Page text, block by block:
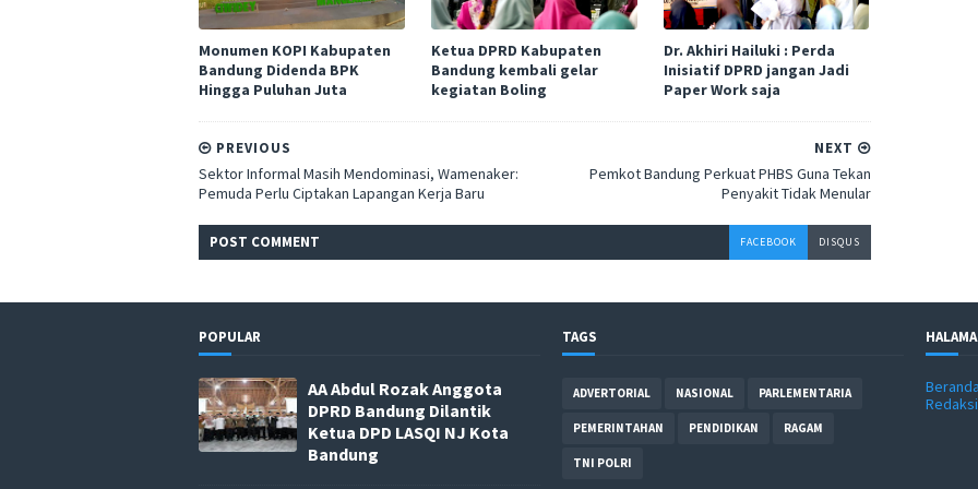
Monumen KOPI Kabupaten
Bandung Didenda BPK
Hingga Puluhan Juta
Ketua DPRD Kabupaten
Bandung kembali gelar
kegiatan Boling
Dr. Akhiri Hailuki : Perda
Inisiatif DPRD jangan Jadi
Paper Work saja
NEXT
Pemkot Bandung Perkuat PHBS Guna Tekan
Penyakit Tidak Menular
PREVIOUS
Sektor Informal Masih Mendominasi, Wamenaker:
Pemuda Perlu Ciptakan Lapangan Kerja Baru
POST COMMENT FACEBOOK DISQUS
POPULAR
AA Abdul Rozak Anggota
DPRD Bandung Dilantik
Ketua DPD LASQI NJ Kota
Bandung
TAGS
ADVERTORIAL NASIONAL PARLEMENTARIA
PEMERINTAHAN PENDIDIKAN RAGAM
TNI POLRI
Redaksi